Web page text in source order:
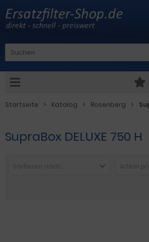
Startseite Katalog Rosenberg
SupraBox DELUXE 750 H
Sortieren nach ... Artikel